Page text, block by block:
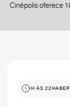
Cinépolis oferece
HOJE 09H ÀS 22H